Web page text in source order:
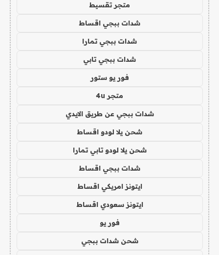
متجر تقسيط
شدات ببجي اقساط
شدات ببجي تمارا
شدات ببجي تابي
فور يو ستور
متجر 4u
شدات ببجي عن طريق الايدي
شحن يلا لودو اقساط
شحن يلا لودو تابي تمارا
شدات ببجي اقساط
ايتونز امريكي اقساط
ايتونز سعودي اقساط
فور يو
شحن شدات ببجي